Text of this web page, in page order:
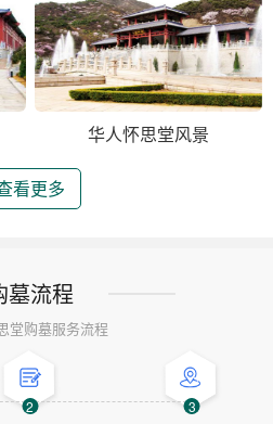
华人怀思堂风景
看更多
墓流程
堂购墓服务流程
2 3